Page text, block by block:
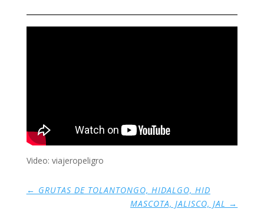
Video: viajeropeligro
← GRUTAS DE TOLANTONGO, HIDALGO, HID
MASCOTA, JALISCO, JAL →